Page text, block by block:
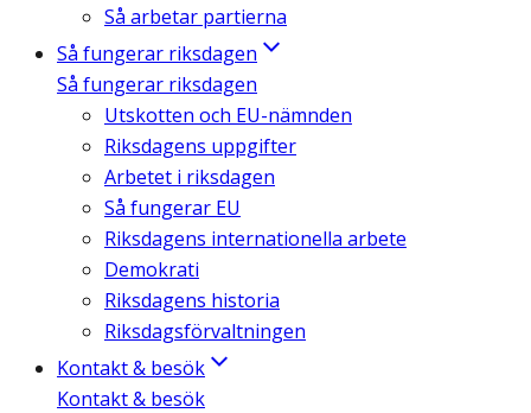
Så arbetar partierna
Så fungerar riksdagen
Så fungerar riksdagen
Utskotten och EU-nämnden
Riksdagens uppgifter
Arbetet i riksdagen
Så fungerar EU
Riksdagens internationella arbete
Demokrati
Riksdagens historia
Riksdagsförvaltningen
Kontakt & besök
Kontakt & besök